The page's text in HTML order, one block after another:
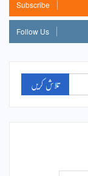
Subscribe
Follow Us